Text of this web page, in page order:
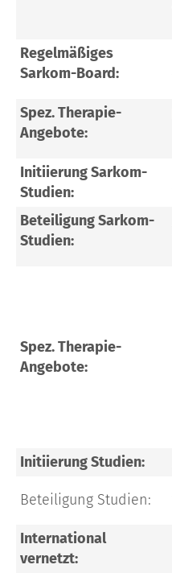
Regelmäßiges
Sarkom-Board:
Spez. Therapie-
Angebote:
Initiierung Sarkom-
Studien:
Beteiligung Sarkom-
Studien:
Spez. Therapie-
Angebote:
Initiierung Studien:
Beteiligung Studien:
International
vernetzt: